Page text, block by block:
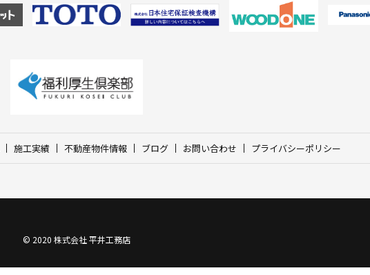
施工実績 不動産物件情報 ブログ お問い合わせ プライバシーポリシー
© 2020 株式会社 平井工務店